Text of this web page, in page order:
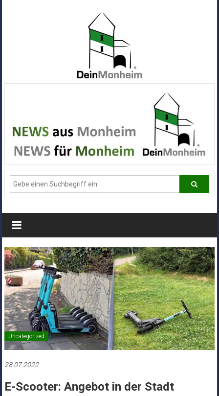
Alle
News
aus
Deiner
Stadt
Monheim
Uncategorized
28.07.2022
E-Scooter: Angebot in der Stadt